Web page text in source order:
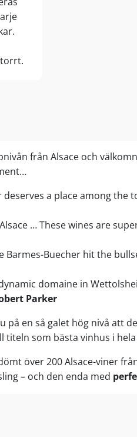
från Alsace och
a place among the
… These wines are
Barmes-Buecher hit the
domaine in
Parker
på en så galet hög nivå att
som bästa vinhus i
över 200 Alsace-viner
– och den enda med